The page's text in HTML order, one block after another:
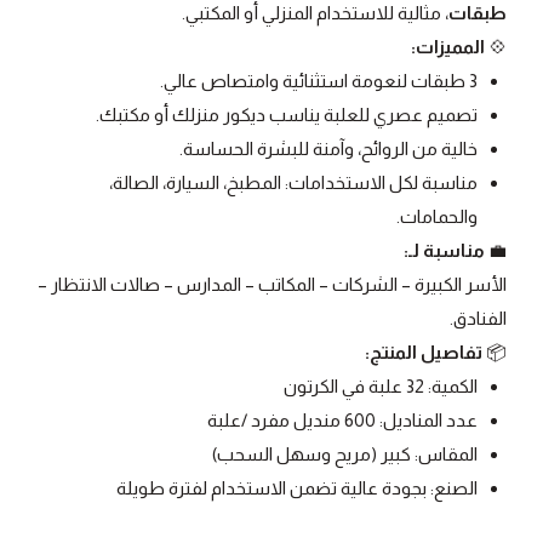
طبقات، مثالية للاستخدام المنزلي أو المكتبي.
💠 المميزات:
3 طبقات لنعومة استثنائية وامتصاص عالي.
تصميم عصري للعلبة يناسب ديكور منزلك أو مكتبك.
خالية من الروائح، وآمنة للبشرة الحساسة.
مناسبة لكل الاستخدامات: المطبخ، السيارة، الصالة،
والحمامات.
💼 مناسبة لـ:
الأسر الكبيرة – الشركات – المكاتب – المدارس – صالات الانتظار –
الفنادق.
📦 تفاصيل المنتج:
الكمية: 32 علبة في الكرتون
عدد المناديل: 600 منديل مفرد /علبة
المقاس: كبير (مريح وسهل السحب)
الصنع: بجودة عالية تضمن الاستخدام لفترة طويلة